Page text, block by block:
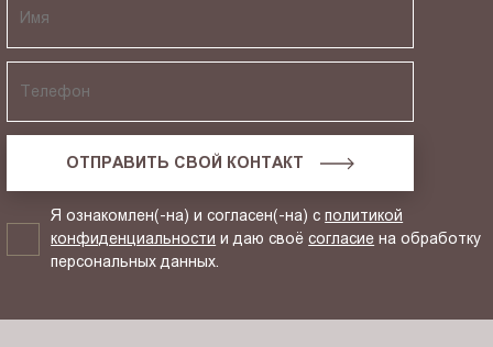
ОТПРАВИТЬ СВОЙ КОНТАКТ
Я ознакомлен(-на) и согласен(-на) сполитикой
конфиденциальности и даю своёсогласие на обработку
персональных данных.